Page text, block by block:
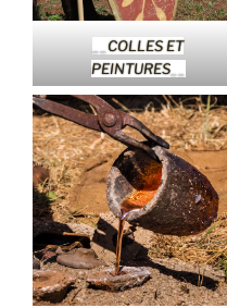
COLLES ET
PEINTURES__